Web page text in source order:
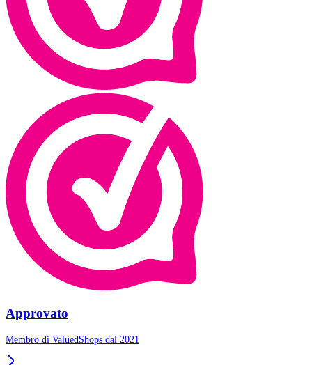
Approvato
Membro di ValuedShops dal 2021